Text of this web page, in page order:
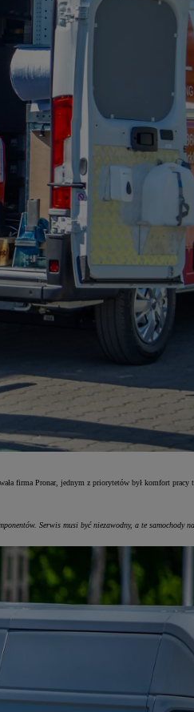
firma Pronar, jednym z priorytetów był komfort
Serwis musi być niezawodny, a te samochody